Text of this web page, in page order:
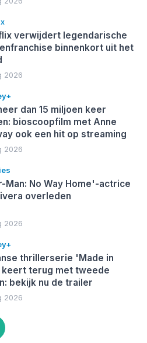
verwijdert legendarische
binnenkort uit het
2026
dan 15 miljoen keer
bioscoopfilm met Anne
ook een hit op streaming
2026
Man: No Way Home'-actrice
overleden
2026
thrillerserie 'Made in
keert terug met tweede
bekijk nu de trailer
2026